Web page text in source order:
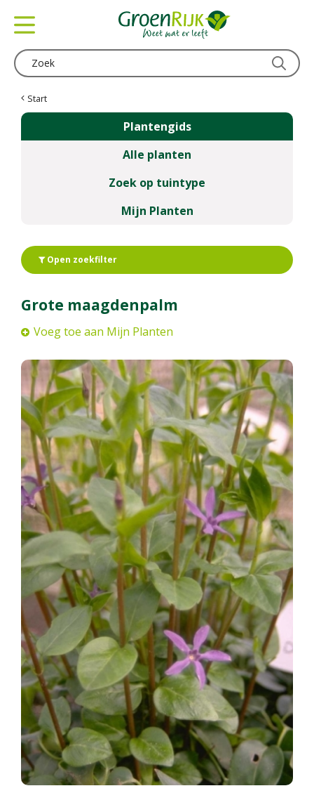
Start
Plantengids
Alle planten
Zoek op tuintype
Mijn Planten
Open zoekfilter
Grote maagdenpalm
Voeg toe aan Mijn Planten